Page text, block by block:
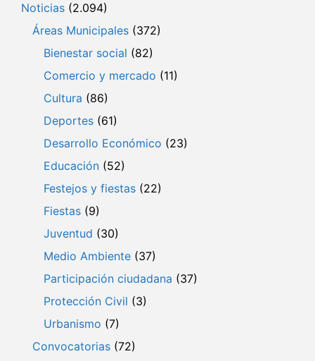
Noticias (2.094)
Áreas Municipales (372)
Bienestar social (82)
Comercio y mercado (11)
Cultura (86)
Deportes (61)
Desarrollo Económico (23)
Educación (52)
Festejos y fiestas (22)
Fiestas (9)
Juventud (30)
Medio Ambiente (37)
Participación ciudadana (37)
Protección Civil (3)
Urbanismo (7)
Convocatorias (72)